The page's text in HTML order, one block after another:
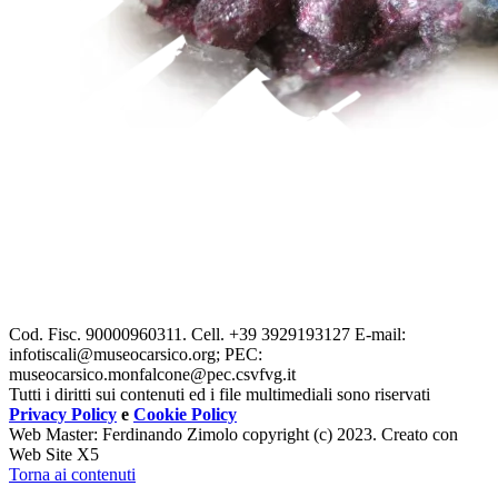
Cod. Fisc. 90000960311. Cell. +39 3929193127 E-mail:
infotiscali@museocarsico.org; PEC:
museocarsico.monfalcone@pec.csvfvg.it
Tutti i diritti sui contenuti ed i file multimediali sono riservati
Privacy Policy e Cookie Policy
Web Master: Ferdinando Zimolo copyright (c) 2023. Creato con
Web Site X5
Torna ai contenuti